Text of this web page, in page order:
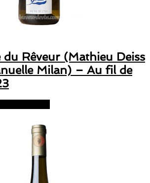
du Rêveur (Mathieu Deiss
Milan) – Au fil de